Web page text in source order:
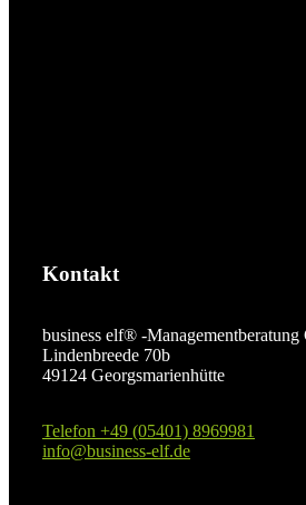
Kontakt
business elf® -Managementberatung
Lindenbreede 70b
49124 Georgsmarienhütte
Telefon +49 (05401) 8969981
info@business-elf.de